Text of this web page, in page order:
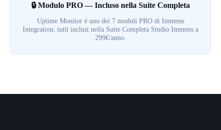
🔒 Modulo PRO — Incluso nella Suite Completa
Uptime Monitor è uno dei 7 moduli PRO di Immens
Integration, tutti inclusi nella Suite Completa Studio Immens a
299€/anno.